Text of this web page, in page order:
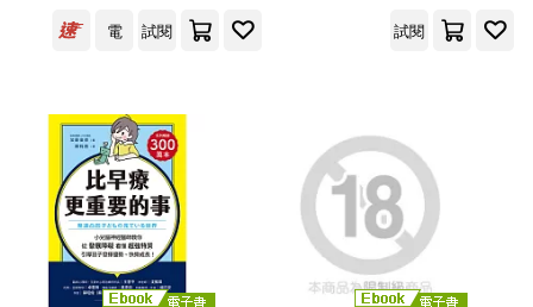
MAXING(1)
Sweet Betty西點沙龍(1)
Yale Chen(1)
アテナ映像 E-BOOK SERIES(1)
展開
出版社 (可複選)
台灣廣廈(2) 商周出版(2)
MTEX(1)
電
試閱 試閱